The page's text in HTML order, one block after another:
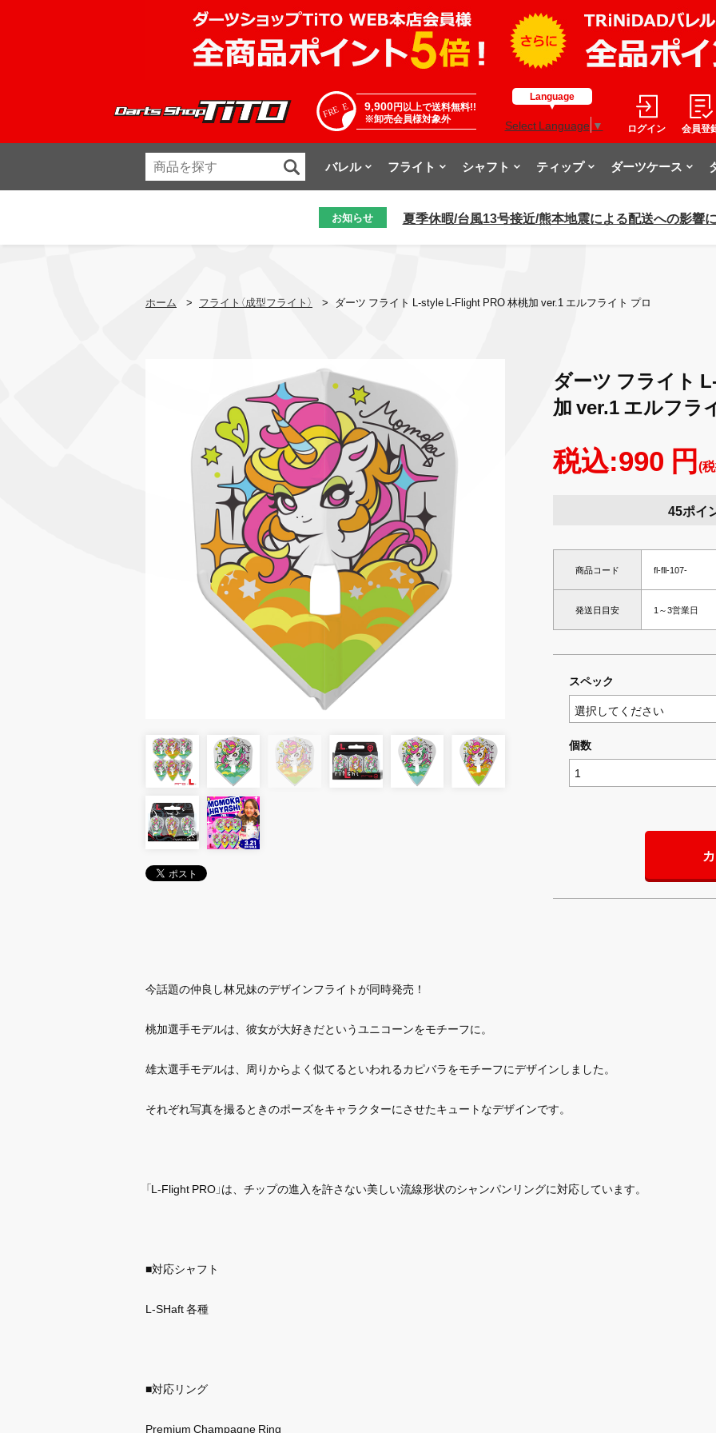
9,900円以上で送料無料!!
※卸売会員様対象外
Language
Select Language ▼ ログイン 会員登
バレル フライト シャフト ティップ ダーツケース
お知らせ 夏季休暇/台風13号接近/熊本地震による配送への影響
ホーム > フライト（成型フライト） > ダーツ フライト L-style L-Flight PRO 林桃加 ver.1 エルフライト プロ
ダーツ フライト
加 ver.1 エルフラ
税込:990 円(
45ポイ
商品コード fl-fll-107-
発送日目安 1～3営業日
スペック
個数
今話題の仲良し林兄妹のデザインフライトが同時発売！
桃加選手モデルは、彼女が大好きだというユニコーンをモチーフに。
雄太選手モデルは、周りからよく似てるといわれるカピバラをモチーフにデザインしました。
それぞれ写真を撮るときのポーズをキャラクターにさせたキュートなデザインです。
「L-Flight PRO」は、チップの進入を許さない美しい流線形状のシャンパンリングに対応しています。
■対応シャフト
L-SHaft 各種
■対応リング
Premium Champagne Ring